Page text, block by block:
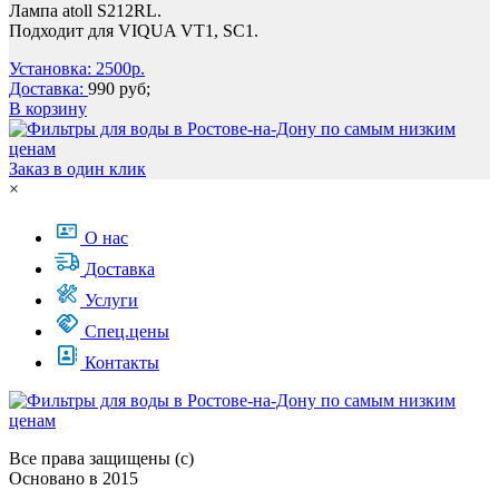
Лампа atoll S212RL.
Подходит для VIQUA VT1, SC1.
Установка: 2500р.
Доставка: 990 руб;
В корзину
Заказ в один клик
×
О нас
Доставка
Услуги
Спец.цены
Контакты
Все права защищены (с)
Основано в 2015